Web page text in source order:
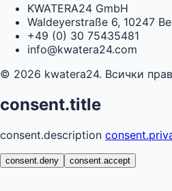
KWATERA24 GmbH
Waldeyerstraße 6, 10247
+49 (0) 30 75435481
info@kwatera24.com
© 2026 kwatera24. Всички
consent.title
consent.description
consent.deny consent.accept